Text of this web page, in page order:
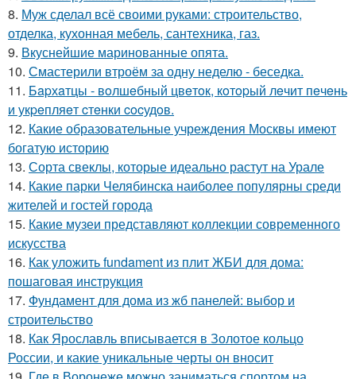
8. Муж сделал всё своими руками: строительство,
отделка, кухонная мебель, сантехника, газ.
9. Вкуснейшие маринованные опята.
10. Смастерили втроём за одну неделю - беседка.
11. Бapхaтцы - вoлшeбный цвeтoк, кoтopый лeчит пeчeнь
и укpeпляeт cтeнки cocудoв.
12. Какие образовательные учреждения Москвы имеют
богатую историю
13. Сорта свеклы, которые идеально растут на Урале
14. Какие парки Челябинска наиболее популярны среди
жителей и гостей города
15. Какие музеи представляют коллекции современного
искусства
16. Как уложить fundament из плит ЖБИ для дома:
пошаговая инструкция
17. Фундамент для дома из жб панелей: выбор и
строительство
18. Как Ярославль вписывается в Золотое кольцо
России, и какие уникальные черты он вносит